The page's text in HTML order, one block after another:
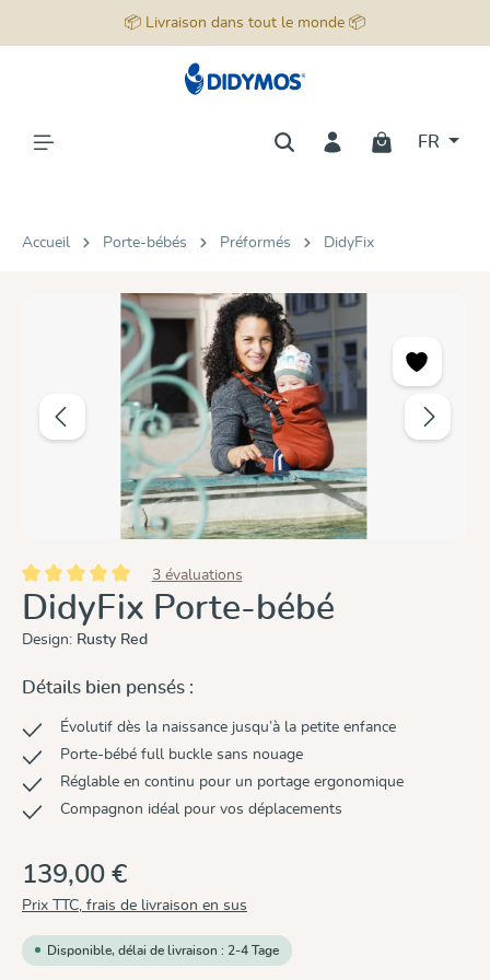
📦 Livraison dans tout le monde 📦
FR
Accueil Porte-bébés Préformés DidyFix
Ignorer la galerie d'images
Note moyenne de 5 sur 5 étoiles
3 évaluations
DidyFix Porte-bébé
Design: Rusty Red
Détails bien pensés :
Évolutif dès la naissance jusqu’à la petite enfance
Porte-bébé full buckle sans nouage
Réglable en continu pour un portage ergonomique
Compagnon idéal pour vos déplacements
139,00 €
Prix TTC, frais de livraison en sus
Disponible, délai de livraison : 2-4 Tage